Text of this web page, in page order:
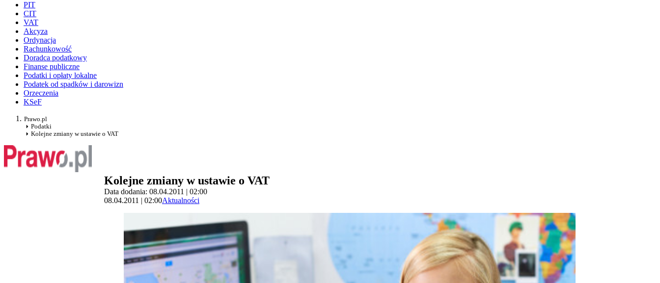
PIT
CIT
VAT
Akcyza
Ordynacja
Rachunkowość
Doradca podatkowy
Finanse publiczne
Podatki i opłaty lokalne
Podatek od spadków i darowizn
Orzeczenia
KSeF
Prawo.pl
Podatki
Kolejne zmiany w ustawie o VAT
Kolejne zmiany w ustawie o VAT
Data dodania: 08.04.2011 | 02:00
08.04.2011 | 02:00Aktualności